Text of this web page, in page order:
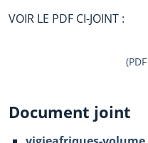
VOIR LE PDF CI-JOINT :
Document joint